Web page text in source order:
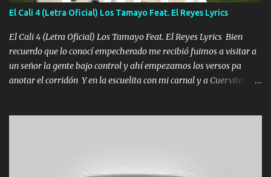
aunque ustedes no sepan Pero la vida es muy corta Hay que
echarle chingazos Y seguir trabajando porque nada es...
El Cali 4 (Letra Oficial) Los Tamayo Feat. El Reyes Lyrics
El Cali 4 (Letra Oficial) Los Tamayo Feat. El Reyes Lyrics Bien
recuerdo que lo conocí empecherado me recibió fuimos a visitar a
un señor la gente bajo control y ahí empezamos los versos pa
anotar el corridón Y en la escuelita con mi carnal y a Cuervito